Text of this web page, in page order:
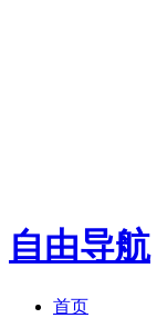
自由导航
首页